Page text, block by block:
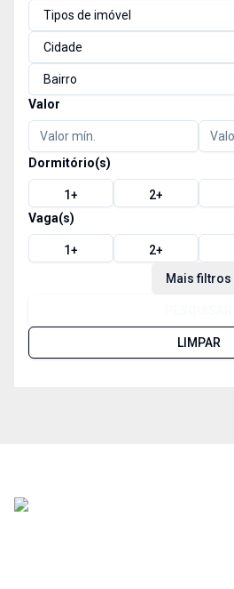
Tipos de imóvel
Cidade
Bairro
Valor
Dormitório(s)
1+ 2+
Vaga(s)
1+ 2+
Mais filtros
LIMPAR